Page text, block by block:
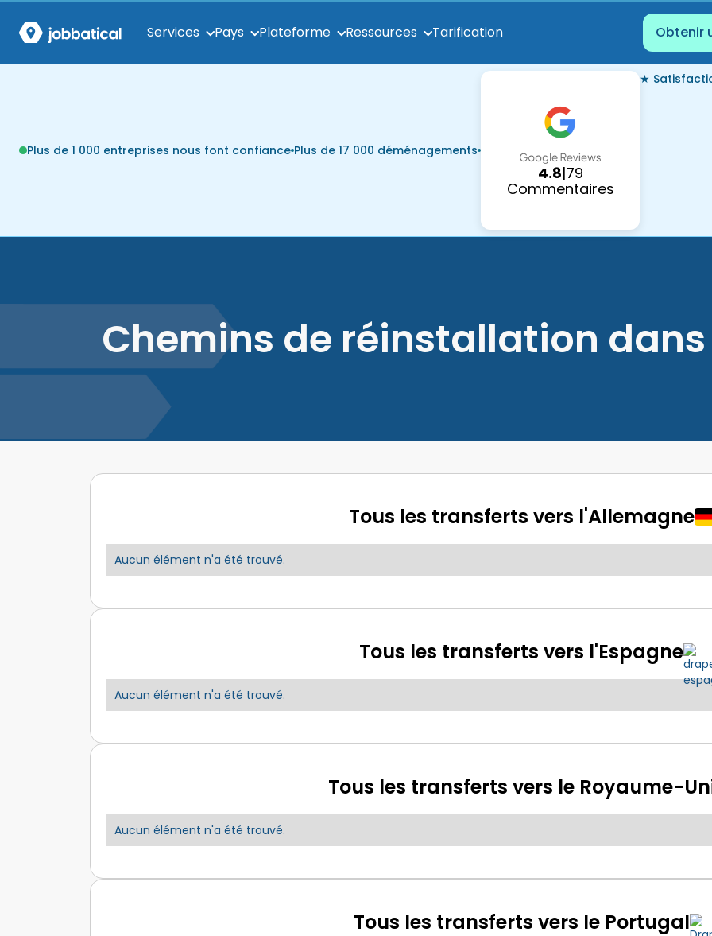
Services Pays Plateforme Ressources Tarification Obtenir
Plus de 1 000 entreprises nous font confiance Plus de 17 000 déménagements
4.8|79
Commentaires
★
Chemins de réinstallation
Tous les transferts vers l'Allemagne
Aucun élément n'a été trouvé.
Tous les transferts vers l'Espagne
Aucun élément n'a été trouvé.
Tous les transferts vers le Royaume-
Aucun élément n'a été trouvé.
Tous les transferts vers le Portugal